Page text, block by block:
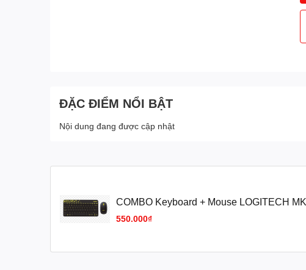
ĐẶC ĐIỂM NỔI BẬT
Nội dung đang được cập nhật
COMBO Keyboard + Mouse LOGITECH MK240
(SIÊU BỀN) VAT
550.000₫